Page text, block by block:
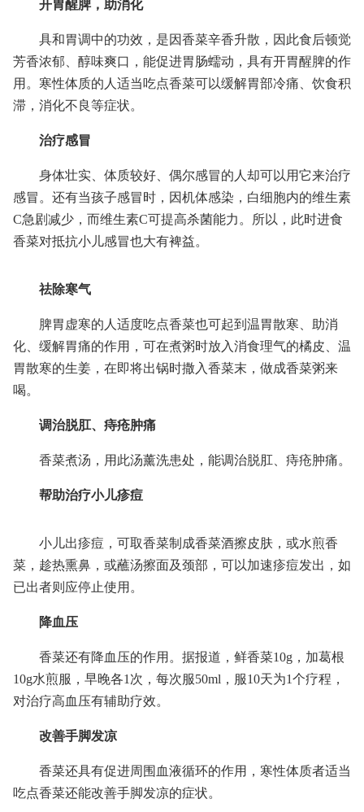
开胃醒脾，助消化
具和胃调中的功效，是因香菜辛香升散，因此食后顿觉
芳香浓郁、醇味爽口，能促进胃肠蠕动，具有开胃醒脾的作
用。寒性体质的人适当吃点香菜可以缓解胃部冷痛、饮食积
滞，消化不良等症状。
治疗感冒
身体壮实、体质较好、偶尔感冒的人却可以用它来治疗
感冒。还有当孩子感冒时，因机体感染，白细胞内的维生素
C急剧减少，而维生素C可提高杀菌能力。所以，此时进食
香菜对抵抗小儿感冒也大有裨益。
祛除寒气
脾胃虚寒的人适度吃点香菜也可起到温胃散寒、助消
化、缓解胃痛的作用，可在煮粥时放入消食理气的橘皮、温
胃散寒的生姜，在即将出锅时撒入香菜末，做成香菜粥来
喝。
调治脱肛、痔疮肿痛
香菜煮汤，用此汤薰洗患处，能调治脱肛、痔疮肿痛。
帮助治疗小儿疹痘
小儿出疹痘，可取香菜制成香菜酒擦皮肤，或水煎香
菜，趁热熏鼻，或蘸汤擦面及颈部，可以加速疹痘发出，如
已出者则应停止使用。
降血压
香菜还有降血压的作用。据报道，鲜香菜10g，加葛根
10g水煎服，早晚各1次，每次服50ml，服10天为1个疗程，
对治疗高血压有辅助疗效。
改善手脚发凉
香菜还具有促进周围血液循环的作用，寒性体质者适当
吃点香菜还能改善手脚发凉的症状。